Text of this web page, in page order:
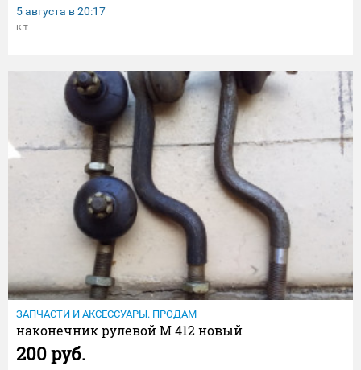
5 августа в20:17
к-т
ЗАПЧАСТИ И АКСЕССУАРЫ. ПРОДАМ
наконечник рулевой М 412 новый
200 руб.